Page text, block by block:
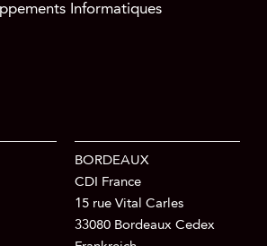
Informatiques
BORDEAUX
CDI France
15 rue Vital Carles
33080 Bordeaux Cedex